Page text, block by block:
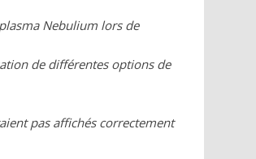
Nebulium lors de
de différentes options de
pas affichés correctement